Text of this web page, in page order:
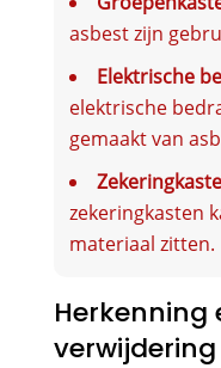
asbest zijn
Elektrische
elektrische
gemaakt van
zekeringkasten
materiaal zitten.
Herkenning